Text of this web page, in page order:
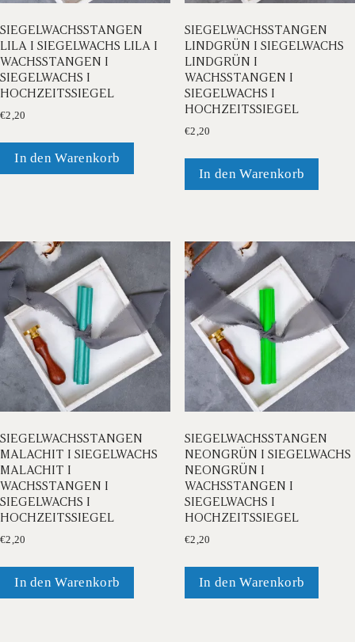
SIEGELWACHSSTANGEN
LILA I SIEGELWACHS LILA I
WACHSSTANGEN I
SIEGELWACHS I
HOCHZEITSSIEGEL
€2,20
In den Warenkorb
SIEGELWACHSSTANGEN
LINDGRÜN I SIEGELWACHS
LINDGRÜN I
WACHSSTANGEN I
SIEGELWACHS I
HOCHZEITSSIEGEL
€2,20
In den Warenkorb
SIEGELWACHSSTANGEN
MALACHIT I SIEGELWACHS
MALACHIT I
WACHSSTANGEN I
SIEGELWACHS I
HOCHZEITSSIEGEL
€2,20
In den Warenkorb
SIEGELWACHSSTANGEN
NEONGRÜN I SIEGELWACHS
NEONGRÜN I
WACHSSTANGEN I
SIEGELWACHS I
HOCHZEITSSIEGEL
€2,20
In den Warenkorb